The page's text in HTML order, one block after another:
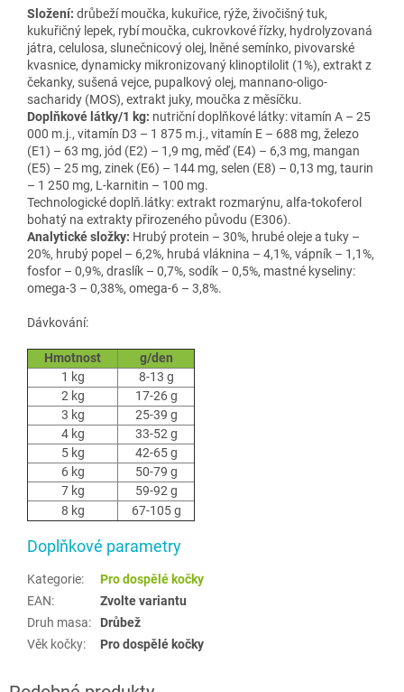
Složení: drůbeží moučka, kukuřice, rýže, živočišný tuk,
kukuřičný lepek, rybí moučka, cukrovkové řízky, hydrolyzovaná
játra, celulosa, slunečnicový olej, lněné semínko, pivovarské
kvasnice, dynamicky mikronizovaný klinoptilolit (1%), extrakt z
čekanky, sušená vejce, pupalkový olej, mannano-oligo-
sacharidy (MOS), extrakt juky, moučka z měsíčku.
Doplňkové látky/1 kg: nutriční doplňkové látky: vitamín A – 25
000 m.j., vitamín D3 – 1 875 m.j., vitamín E – 688 mg, železo
(E1) – 63 mg, jód (E2) – 1,9 mg, měď (E4) – 6,3 mg, mangan
(E5) – 25 mg, zinek (E6) – 144 mg, selen (E8) – 0,13 mg, taurin
– 1 250 mg, L-karnitin – 100 mg.
Technologické doplň.látky: extrakt rozmarýnu, alfa-tokoferol
bohatý na extrakty přirozeného původu (E306).
Analytické složky: Hrubý protein – 30%, hrubé oleje a tuky –
20%, hrubý popel – 6,2%, hrubá vláknina – 4,1%, vápník – 1,1%,
fosfor – 0,9%, draslík – 0,7%, sodík – 0,5%, mastné kyseliny:
omega-3 – 0,38%, omega-6 – 3,8%.
Dávkování:
Hmotnost
g/den
1 kg
8-13 g
2 kg
17-26 g
3 kg
25-39 g
4 kg
33-52 g
5 kg
42-65 g
6 kg
50-79 g
7 kg
59-92 g
8 kg
67-105 g
Doplňkové parametry
Kategorie:
Pro dospělé kočky
EAN:
Zvolte variantu
Druh masa:
Drůbež
Věk kočky: Pro dospělé kočky